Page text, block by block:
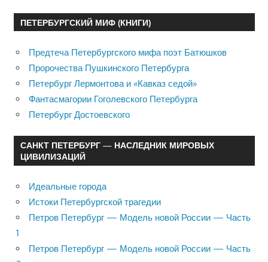
ПЕТЕРБУРГСКИЙ МИФ (КНИГИ)
Предтеча Петербургского мифа поэт Батюшков
Пророчества Пушкинского Петербурга
Петербург Лермонтова и «Кавказ седой»
Фантасмагории Гоголевского Петербурга
Петербург Достоевского
САНКТ ПЕТЕРБУРГ — НАСЛЕДНИК МИРОВЫХ
ЦИВИЛИЗАЦИЙ
Идеальные города
Истоки Петербургской трагедии
Петров Петербург — Модель новой России — Часть
1
Петров Петербург — Модель новой России — Часть